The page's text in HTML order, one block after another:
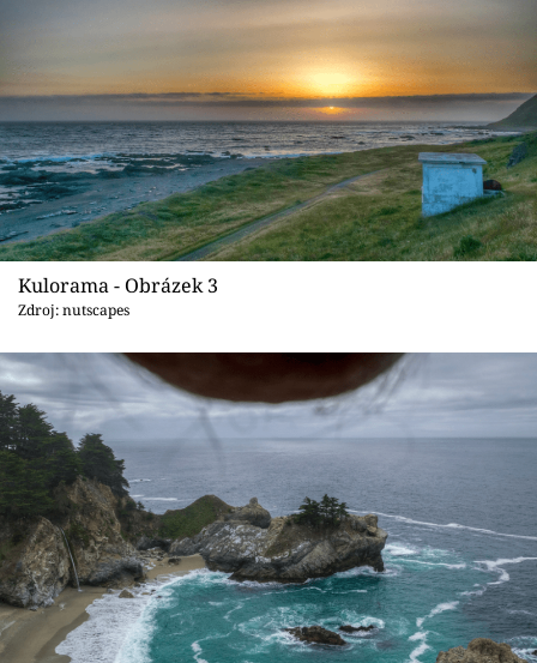
Kulorama - Obrázek 3
Zdroj: nutscapes